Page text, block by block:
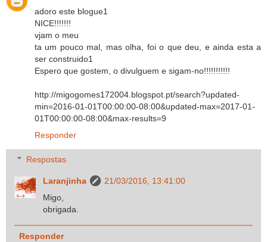
adoro este blogue1
NICE!!!!!!!
vjam o meu
ta um pouco mal, mas olha, foi o que deu, e ainda esta a
ser construido1
Espero que gostem, o divulguem e sigam-no!!!!!!!!!!!
http://migogomes172004.blogspot.pt/search?updated-
min=2016-01-01T00:00:00-08:00&updated-max=2017-01-
01T00:00:00-08:00&max-results=9
Responder
Respostas
Laranjinha
21/03/2016, 13:41:00
Migo,
obrigada.
Responder